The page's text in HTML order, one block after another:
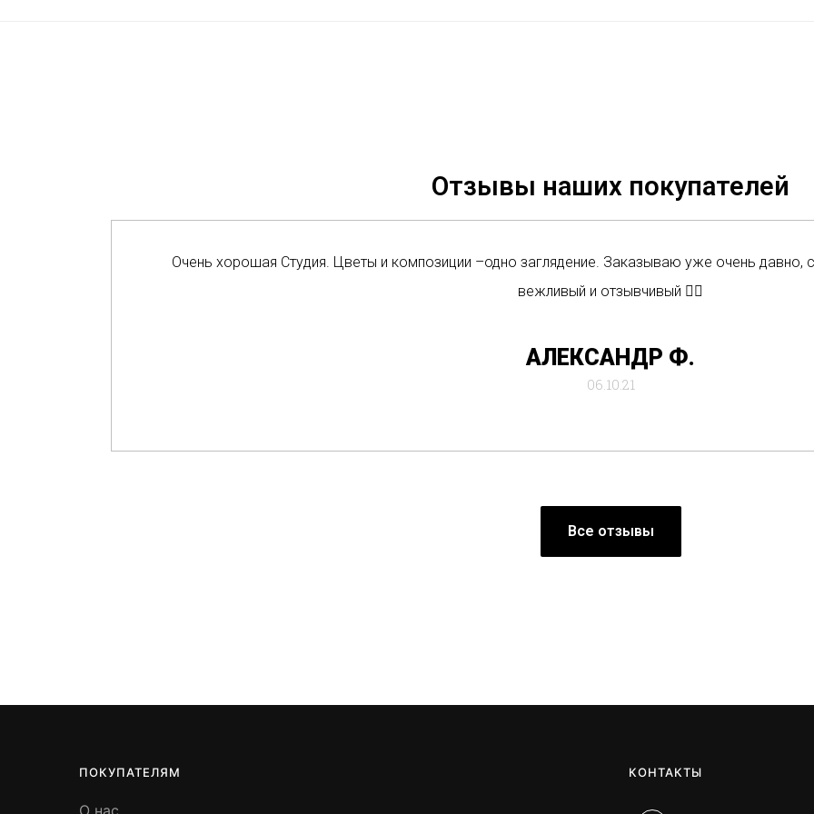
Отзывы наших покупателей
Очень хорошая Студия. Цветы и композиции –одно заглядение. Заказываю уже очень давно,
вежливый и отзывчивый 👍🏼
АЛЕКСАНДР Ф.
06.10.21
Все отзывы
ПОКУПАТЕЛЯМ
О нас
КОНТАКТЫ